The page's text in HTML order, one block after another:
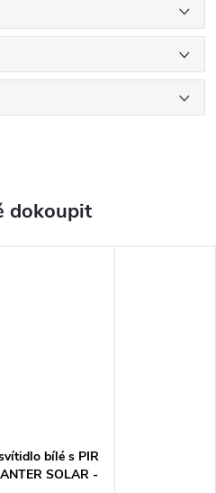
dokoupit
bílé s PIR
SOLAR -